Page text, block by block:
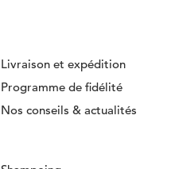
Livraison et expédition
Programme de fidélité
Nos conseils & actualités